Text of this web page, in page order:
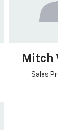
Mitch
Sales